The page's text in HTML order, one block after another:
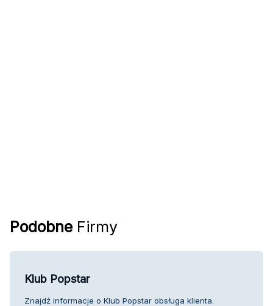
Podobne Firmy
Klub Popstar
Znajdź informacje o Klub Popstar obsługa klienta.